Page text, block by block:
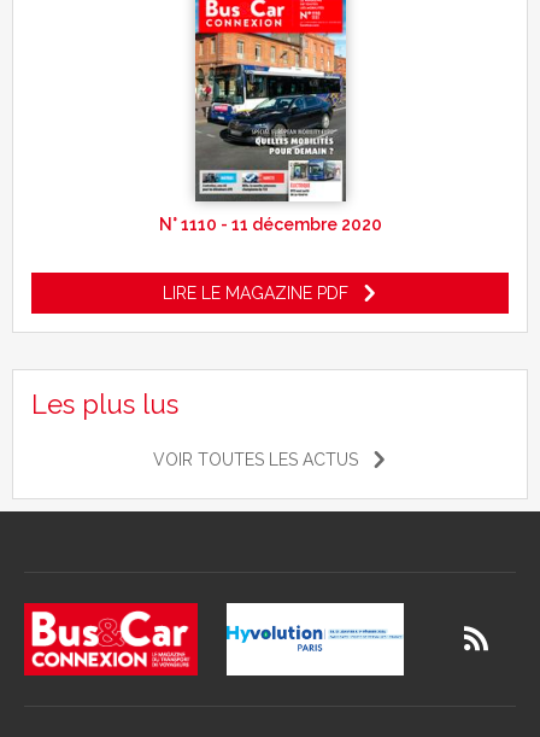
N° 1110 - 11 décembre 2020
LIRE LE MAGAZINE PDF
Les plus lus
VOIR TOUTES LES ACTUS